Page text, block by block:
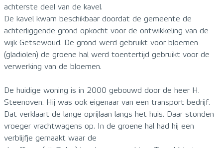
achterste deel van de kavel.
De kavel kwam beschikbaar doordat de gemeente de
achterliggende grond opkocht voor de ontwikkeling van de
wijk Getsewoud. De grond werd gebruikt voor bloemen
(gladiolen) de groene hal werd toentertijd gebruikt voor de
verwerking van de bloemen.
De huidige woning is in 2000 gebouwd door de heer H.
Steenoven. Hij was ook eigenaar van een transport bedrijf.
Dat verklaart de lange oprijlaan langs het huis. Daar stonden
vroeger vrachtwagens op. In de groene hal had hij een
verblijfje gemaakt waar de